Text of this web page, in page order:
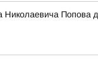
Николаевича Попова